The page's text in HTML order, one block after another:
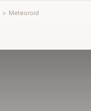
> Meteoroid